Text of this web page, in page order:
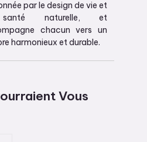
par le design de vie et
naturelle, et
chacun vers un
harmonieux et durable.
Vous